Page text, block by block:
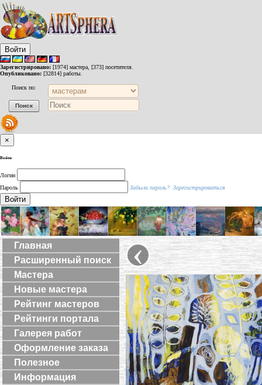
Войти
Зарегистрировано: [1974] мастера, [373] посетителя.
Опубликовано: [32814] работы.
Поиск по:
×
Войти
Логин
Пароль
Забыли пароль? Зарегистрироваться
Войти
Главная
Расширенный поиск
Мастера
Новые мастера
Рейтинг мастеров
Рейтинги портала
Галерея работ
Оформление заказа
Полезное
Информация
‹